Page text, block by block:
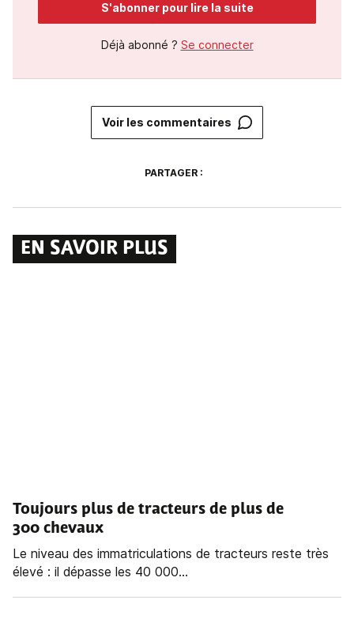
S'abonner pour lire la suite
Déjà abonné ? Se connecter
Voir les commentaires
PARTAGER :
EN SAVOIR PLUS
Toujours plus de tracteurs de plus de
300 chevaux
Le niveau des immatriculations de tracteurs reste très
élevé : il dépasse les 40 000...